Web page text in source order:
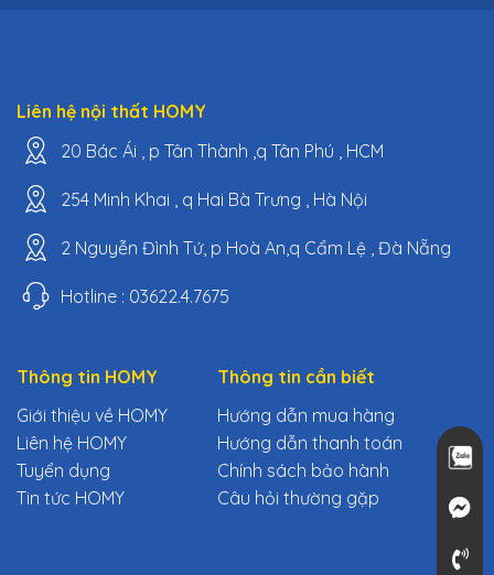
Liên hệ nội thất HOMY
20 Bác Ái , p Tân Thành ,q Tân Phú , HCM
254 Minh Khai , q Hai Bà Trưng , Hà Nội
2 Nguyễn Đình Tứ, p Hoà An,q Cẩm Lệ , Đà Nẵng
Hotline : 03622.4.7675
Thông tin HOMY
Giới thiệu về HOMY
Liên hệ HOMY
Tuyển dụng
Tin tức HOMY
Thông tin cần biết
Hướng dẫn mua hàng
Hướng dẫn thanh toán
Chính sách bảo hành
Câu hỏi thường gặp